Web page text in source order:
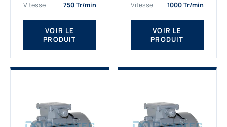
moteur de
qualité Gamak...
Vitesse
750 Tr/min
VOIR LE
PRODUIT
assemblons et
fournissons des
moteurs asynchrones
depuis de
nombreuses...
Vitesse
1000 Tr/min
VOIR LE
PRODUIT